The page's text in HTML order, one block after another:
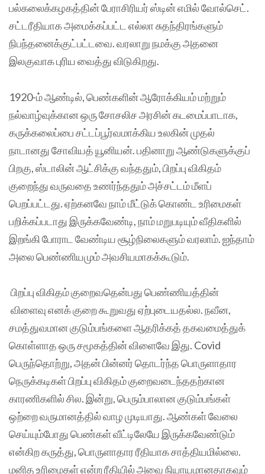
பல்கலைக்கழகத்தின் பேராசிரியர் ஸ்டின் எமில் வோல்செட்.
சட்டரீதியாக அமைக்கப்பட்ட எல்லா சுதந்திரங்களும்
நிபந்தனைக்குட்பட்டவை. வரலாறு நமக்கு அதனை
இலகுவாக புரிய வைத்து விடுகிறது.
1920-ம் ஆண்டில், பெண்களின் ஆரோக்கியம் மற்றும்
நல்வாழ்வுக்கான ஒரு சோசலிச அரசின் கடமைப்பாடாக,
கருக்கலைப்பை சட்டப்பூர்வமாக்கிய உலகின் முதல்
நாடானது சோவியத் யூனியன். பதினாறு ஆண்டுகளுக்குப்
பிறகு, ஸ்டாலின் ஆட்சிக்கு வந்ததும், பிறப்பு விகிதம்
குறைந்து வருவதை உணர்ந்ததும் அச்சட்டம் மீளப்
பெறப்பட்டது. ஏற்கனவே நாம் மீட்டுக் கொண்ட உரிமைகள்
பறிக்கப்படாது இருக்கவேண்டி, நாம் மறுபடியும் வீதிகளில்
இறங்கி போராட வேண்டிய சூழ்நிலைகளும் வரலாம். ஐந்தாம்
அலை பெண்ணியமும் அவசியமாகக்கூடும்.
பிறப்பு விகிதம் குறைவதென்பது பெண்ணியத்தின்
விளைவு எனக் குறை கூறுவது ஏற்புடையதல்ல. நவீன,
சமத்துவமான குடும்பங்களை ஆதரிக்கத் தகவமைத்துக்
கொள்ளாத ஒரு சமூகத்தின் விளைவே இது. Covid
பெருந்தொற்று, அதன் பின்னர் தொடர்ந்த பொருளாதார
நெருக்கடிகள் பிறப்பு விகிதம் குறைவடைந்ததற்கான
காரணிகளில் சில. இன்று, பெரும்பாலான குடும்பங்கள்
ஒற்றை வருமானத்தில் வாழ முடியாது. ஆண்கள் வேலை
செய்யும்போது பெண்கள் வீட்டிலேயே இருக்கவேண்டும்
என்கிற கருத்து, பொருளாதார ரீதியாக சாத்தியமில்லை.
மனித உரிமைகள் என்ற ரீதியில் அவை நியாயமானதாகவும்